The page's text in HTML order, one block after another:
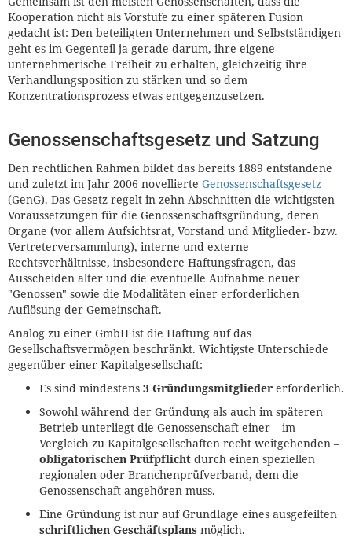
Kooperation nicht als Vorstufe zu einer späteren Fusion
gedacht ist: Den beteiligten Unternehmen und Selbstständigen
geht es im Gegenteil ja gerade darum, ihre eigene
unternehmerische Freiheit zu erhalten, gleichzeitig ihre
Verhandlungsposition zu stärken und so dem
Konzentrationsprozess etwas entgegenzusetzen.
Genossenschaftsgesetz und Satzung
Den rechtlichen Rahmen bildet das bereits 1889 entstandene
und zuletzt im Jahr 2006 novellierte Genossenschaftsgesetz
(GenG). Das Gesetz regelt in zehn Abschnitten die wichtigsten
Voraussetzungen für die Genossenschaftsgründung, deren
Organe (vor allem Aufsichtsrat, Vorstand und Mitglieder- bzw.
Vertreterversammlung), interne und externe
Rechtsverhältnisse, insbesondere Haftungsfragen, das
Ausscheiden alter und die eventuelle Aufnahme neuer
"Genossen" sowie die Modalitäten einer erforderlichen
Auflösung der Gemeinschaft.
Analog zu einer GmbH ist die Haftung auf das
Gesellschaftsvermögen beschränkt. Wichtigste Unterschiede
gegenüber einer Kapitalgesellschaft:
Es sind mindestens 3 Gründungsmitglieder erforderlich.
Sowohl während der Gründung als auch im späteren
Betrieb unterliegt die Genossenschaft einer – im
Vergleich zu Kapitalgesellschaften recht weitgehenden –
obligatorischen Prüfpflicht durch einen speziellen
regionalen oder Branchenprüfverband, dem die
Genossenschaft angehören muss.
Eine Gründung ist nur auf Grundlage eines ausgefeilten
schriftlichen Geschäftsplans möglich.